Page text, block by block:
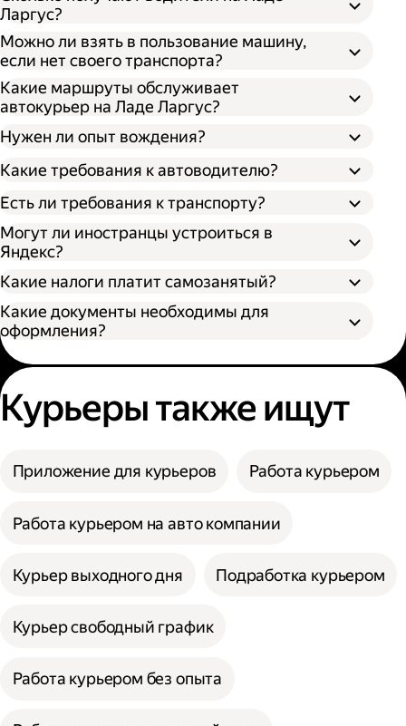
Ларгус?
Можно ли взять в пользование машину,
если нет своего транспорта?
Какие маршруты обслуживает
автокурьер на Ладе Ларгус?
Нужен ли опыт вождения?
Какие требования к автоводителю?
Есть ли требования к транспорту?
Могут ли иностранцы устроиться в
Яндекс?
Какие налоги платит самозанятый?
Какие документы необходимы для
оформления?
Курьеры также ищут
Приложение для курьеров Работа курьером
Работа курьером на авто компании
Курьер выходного дня Подработка курьером
Курьер свободный график
Работа курьером без опыта